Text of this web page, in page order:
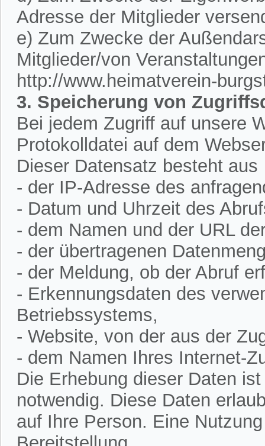
Adresse der Mitglieder
e) Zum Zwecke der
Mitglieder/von
http://www.heimatverein-
3. Speicherung von
Bei jedem Zugriff auf unsere
Protokolldatei auf dem
Dieser Datensatz besteht aus
- der IP-Adresse des
- Datum und Uhrzeit des
- dem Namen und der URL
- der übertragenen
- der Meldung, ob der Abruf
- Erkennungsdaten des
Betriebssystems,
- Website, von der aus der
- dem Namen Ihres Internet-
Die Erhebung dieser Daten
notwendig. Diese Daten
auf Ihre Person. Eine